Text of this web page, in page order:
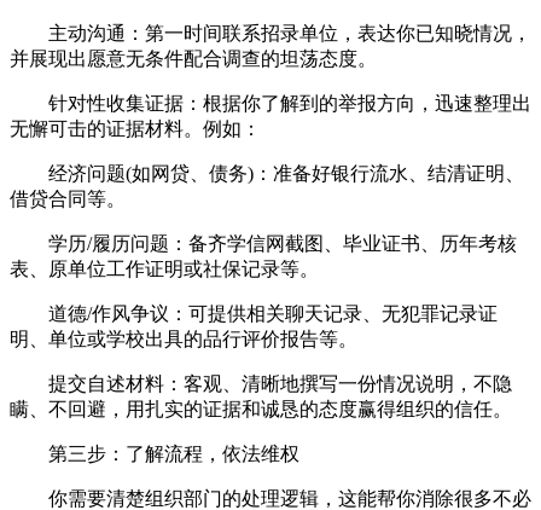
主动沟通：第一时间联系招录单位，表达你已知晓情况，
并展现出愿意无条件配合调查的坦荡态度。
针对性收集证据：根据你了解到的举报方向，迅速整理出
无懈可击的证据材料。例如：
经济问题(如网贷、债务)：准备好银行流水、结清证明、
借贷合同等。
学历/履历问题：备齐学信网截图、毕业证书、历年考核
表、原单位工作证明或社保记录等。
道德/作风争议：可提供相关聊天记录、无犯罪记录证
明、单位或学校出具的品行评价报告等。
提交自述材料：客观、清晰地撰写一份情况说明，不隐
瞒、不回避，用扎实的证据和诚恳的态度赢得组织的信任。
第三步：了解流程，依法维权
你需要清楚组织部门的处理逻辑，这能帮你消除很多不必